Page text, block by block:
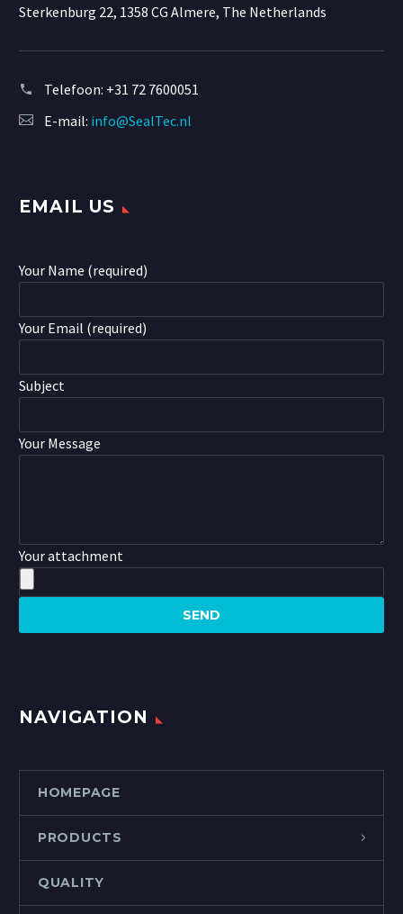
Sterkenburg 22, 1358 CG Almere, The Netherlands
Telefoon: +31 72 7600051
E-mail: info@SealTec.nl
EMAIL US
Your Name (required)
Your Email (required)
Subject
Your Message
Your attachment
NAVIGATION
HOMEPAGE
PRODUCTS
QUALITY